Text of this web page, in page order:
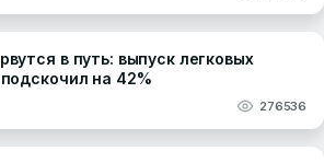
в путь: выпуск легковых
на 42%
276536